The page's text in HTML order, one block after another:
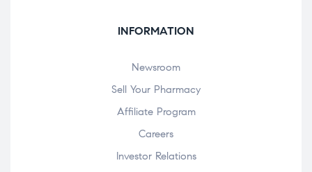
INFORMATION
Newsroom
Sell Your Pharmacy
Affiliate Program
Careers
Investor Relations